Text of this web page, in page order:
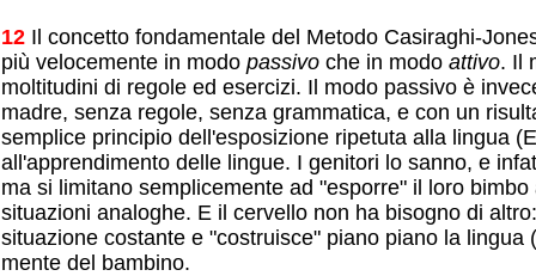
12 Il concetto fondamentale del Metodo Casiraghi-
più velocemente in modo passivo che in modo attivo. Il
moltitudini di regole ed esercizi. Il modo passivo è
madre, senza regole, senza grammatica, e con un
semplice principio dell'esposizione ripetuta alla lingua
all'apprendimento delle lingue. I genitori lo sanno, e
ma si limitano semplicemente ad "esporre" il loro
situazioni analoghe. E il cervello non ha bisogno di
situazione costante e "costruisce" piano piano la
mente del bambino.